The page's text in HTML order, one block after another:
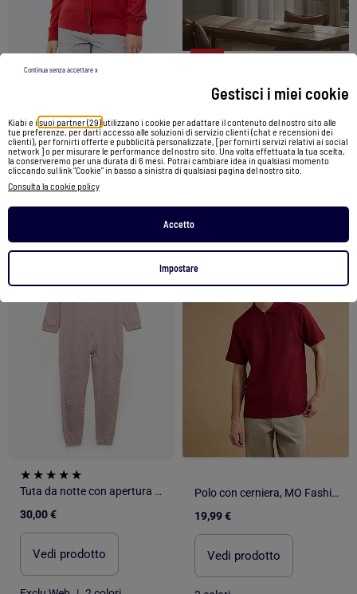
Gestisci i miei cookie
Kiabi e isuoi partner (29)utilizzano i cookie per adattare il contenuto del nostro sito alle
tue preferenze, per darti accesso alle soluzioni di servizio clienti (chat e recensioni dei
clienti), per fornirti offerte e pubblicità personalizzate, [per fornirti servizi relativi ai social
network ] o per misurare le performance del nostro sito. Una volta effettuata la tua scelta,
la conserveremo per una durata di 6 mesi. Potrai cambiare idea in qualsiasi momento
cliccando sul link "Cookie" in basso a sinistra di qualsiasi pagina del nostro sito.
Consulta la cookie policy
Accetto
Impostare
Continua senza accettare x
15,00 €
Vedi prodotto
Exclu Web | 2 colori
78,00 € 39,99 €
Vedi prodotto
Tuta da notte con apertura a zip - collezione facile da indossare
30,00 €
Vedi prodotto
Polo con cerniera, MO Fashion
19,99 €
Vedi prodotto